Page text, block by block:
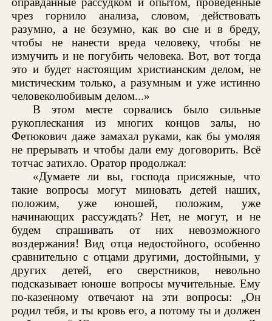
чрез горнило анализа, словом, действовать
разумно, а не безумно, как во сне и в бреду,
чтобы не нанести вреда человеку, чтобы не
измучить и не погубить человека. Вот, вот тогда
это и будет настоящим христианским делом, не
мистическим только, а разумным и уже истинно
человеколюбивым делом...»
В этом месте сорвались было сильные
рукоплескания из многих концов залы, но
Фетюкович даже замахал руками, как бы умоляя
не прерывать и чтобы дали ему договорить. Всё
тотчас затихло. Оратор продолжал:
«Думаете ли вы, господа присяжные, что
такие вопросы могут миновать детей наших,
положим, уже юношей, положим, уже
начинающих рассуждать? Нет, не могут, и не
будем спрашивать от них невозможного
воздержания! Вид отца недостойного, особенно
сравнительно с отцами другими, достойными, у
других детей, его сверстников, невольно
подсказывает юноше вопросы мучительные. Ему
по-казенному отвечают на эти вопросы: „Он
родил тебя, и ты кровь его, а потому ты и должен